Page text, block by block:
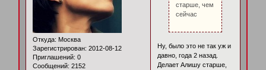
Откуда: Москва
Зарегистрирован: 2012-08-12
Приглашений: 0
Сообщений: 2152
старше, чем
сейчас
Ну, было это не так уж и
давно, года 2 назад.
Делает Алишу старше,